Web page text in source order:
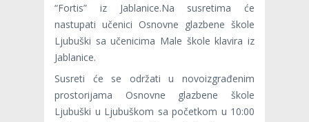
“Fortis” iz Jablanice.Na susretima će
nastupati učenici Osnovne glazbene škole
Ljubuški sa učenicima Male škole klavira iz
Jablanice.
Susreti će se održati u novoizgrađenim
prostorijama Osnovne glazbene škole
Ljubuški u Ljubuškom sa početkom u 10:00